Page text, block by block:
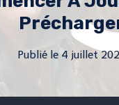
Publié le 4 juillet